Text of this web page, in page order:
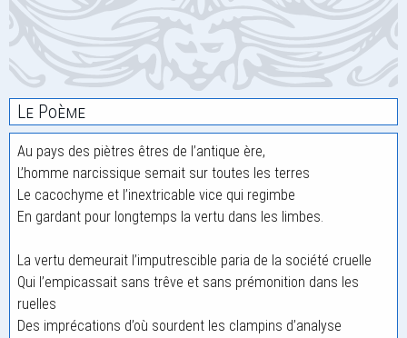
Le Poème
Au pays des piètres êtres de l’antique ère,
L’homme narcissique semait sur toutes les terres
Le cacochyme et l’inextricable vice qui regimbe
En gardant pour longtemps la vertu dans les limbes.
La vertu demeurait l’imputrescible paria de la société cruelle
Qui l’empicassait sans trêve et sans prémonition dans les
ruelles
Des imprécations d’où sourdent les clampins d’analyse